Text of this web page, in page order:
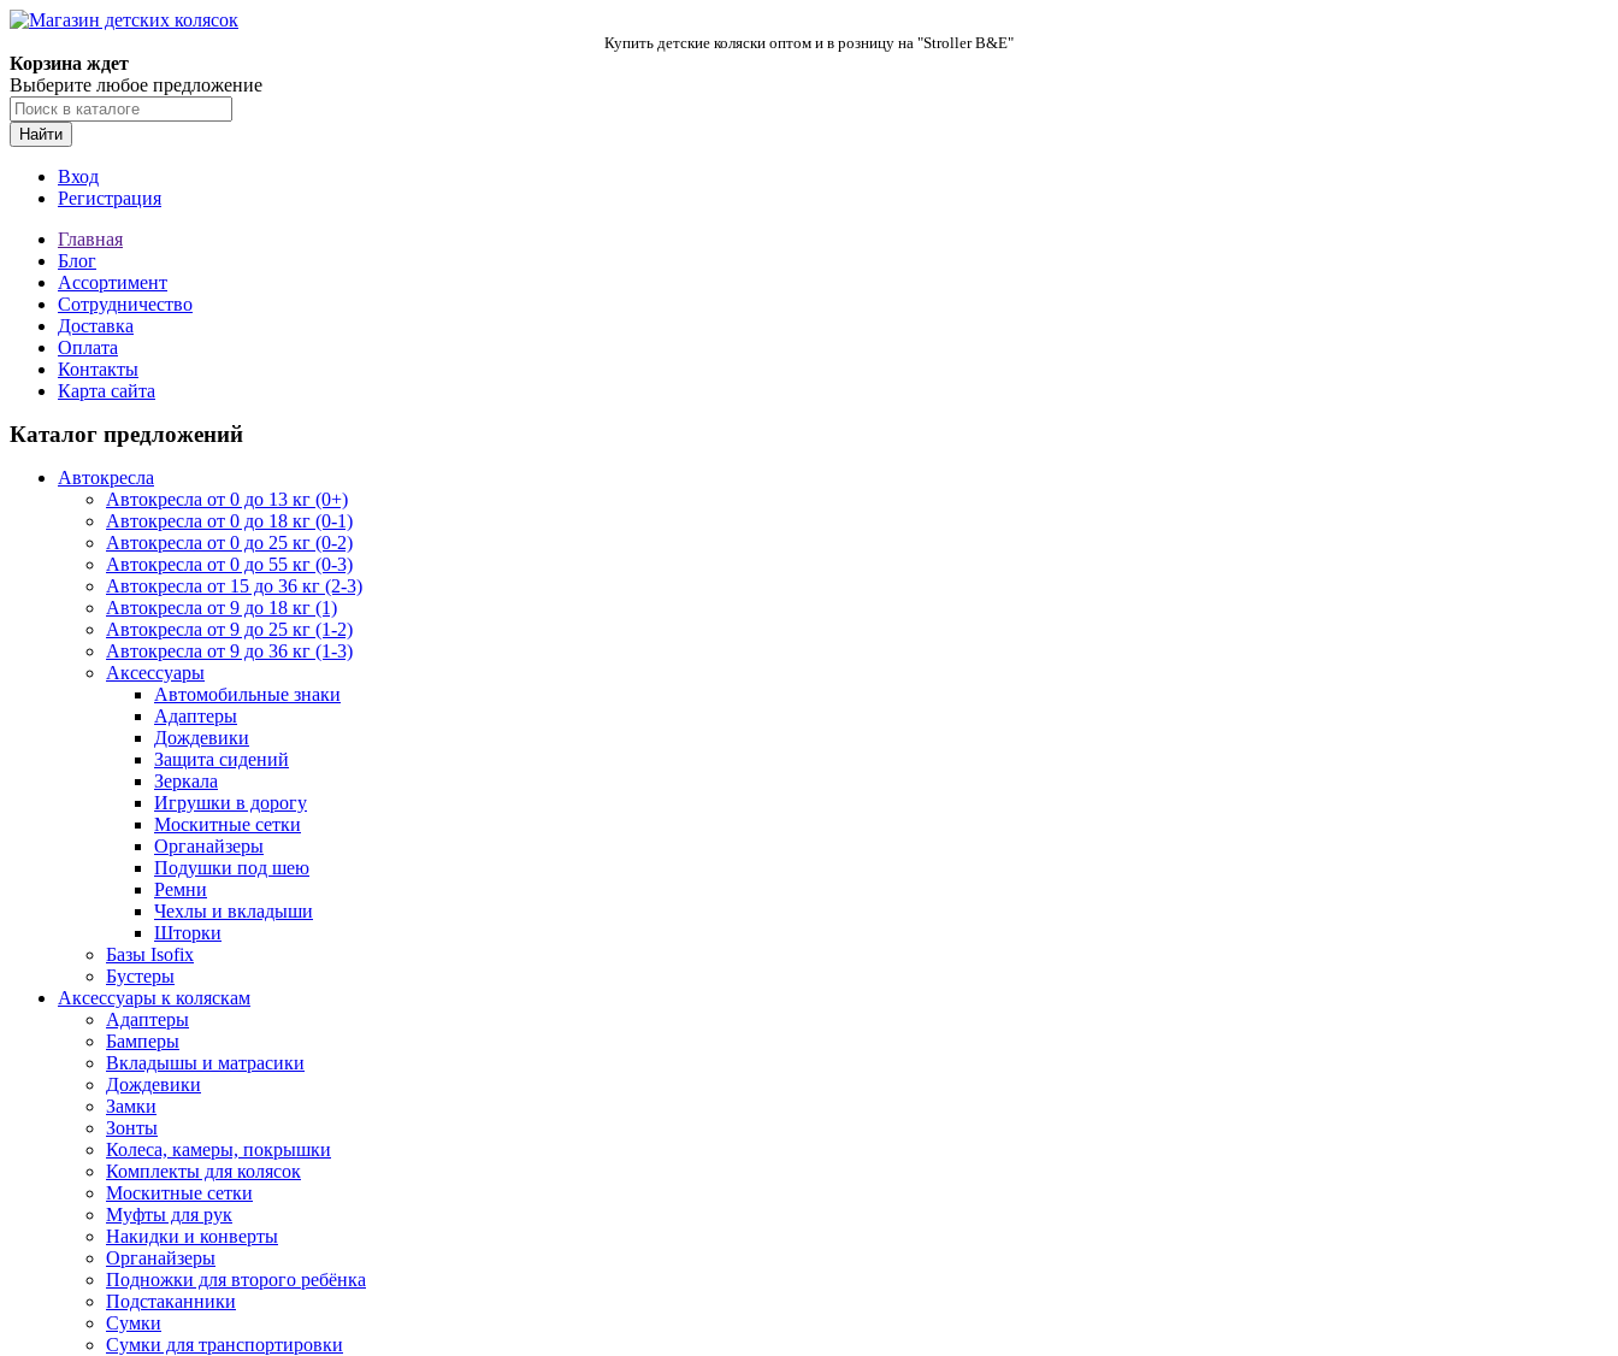
Купить детские коляски оптом и в розницу на "Stroller B&E"
Корзина ждет
Выберите любое предложение
Найти
Вход
Регистрация
Главная
Блог
Ассортимент
Сотрудничество
Доставка
Оплата
Контакты
Карта сайта
Каталог предложений
Автокресла
Автокресла от 0 до 13 кг (0+)
Автокресла от 0 до 18 кг (0-1)
Автокресла от 0 до 25 кг (0-2)
Автокресла от 0 до 55 кг (0-3)
Автокресла от 15 до 36 кг (2-3)
Автокресла от 9 до 18 кг (1)
Автокресла от 9 до 25 кг (1-2)
Автокресла от 9 до 36 кг (1-3)
Аксессуары
Автомобильные знаки
Адаптеры
Дождевики
Защита сидений
Зеркала
Игрушки в дорогу
Москитные сетки
Органайзеры
Подушки под шею
Ремни
Чехлы и вкладыши
Шторки
Базы Isofix
Бустеры
Аксессуары к коляскам
Адаптеры
Бамперы
Вкладышы и матрасики
Дождевики
Замки
Зонты
Колеса, камеры, покрышки
Комплекты для колясок
Москитные сетки
Муфты для рук
Накидки и конверты
Органайзеры
Подножки для второго ребёнка
Подстаканники
Сумки
Сумки для транспортировки